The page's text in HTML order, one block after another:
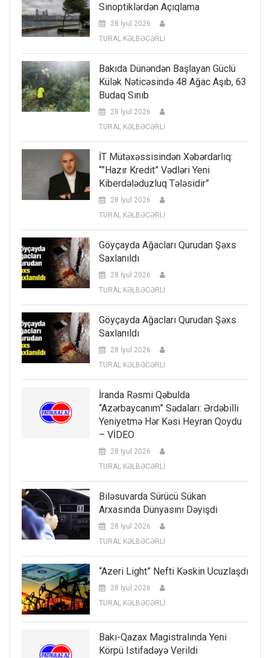
Sinoptiklərdən Açıqlama
28 İyul 2026
TURAL KƏLBƏCƏRLİ
Bakıda Dünəndən Başlayan Güclü
Külək Nəticəsində 48 Ağac Aşıb, 63
Budaq Sınıb
28 İyul 2026
TURAL KƏLBƏCƏRLİ
İT Mütəxəssisindən Xəbərdarlıq:
“”Hazır Kredit” Vədləri Yeni
Kiberdələduzluq Tələsidir”
28 İyul 2026
TURAL KƏLBƏCƏRLİ
Göyçayda Ağacları Qurudan Şəxs
Saxlanıldı
28 İyul 2026
TURAL KƏLBƏCƏRLİ
Göyçayda Ağacları Qurudan Şəxs
Saxlanıldı
28 İyul 2026
TURAL KƏLBƏCƏRLİ
İranda Rəsmi Qəbulda
“Azərbaycanım” Sədaları: Ərdəbilli
Yeniyetmə Hər Kəsi Heyran Qoydu
– VİDEO
28 İyul 2026
TURAL KƏLBƏCƏRLİ
Biləsuvarda Sürücü Sükan
Arxasında Dünyasını Dəyişdi
28 İyul 2026
TURAL KƏLBƏCƏRLİ
“Azeri Light” Nefti Kəskin Ucuzlaşdı
28 İyul 2026
TURAL KƏLBƏCƏRLİ
Bakı-Qazax Magistralında Yeni
Körpü Istifadəyə Verildi